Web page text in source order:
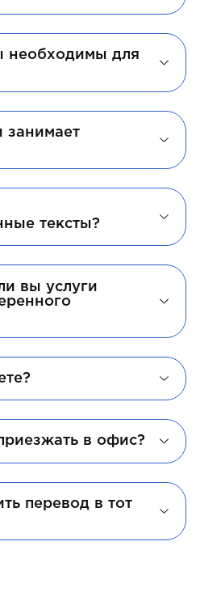
необходимы для
занимает
тексты?
вы услуги
в офис?
перевод в тот